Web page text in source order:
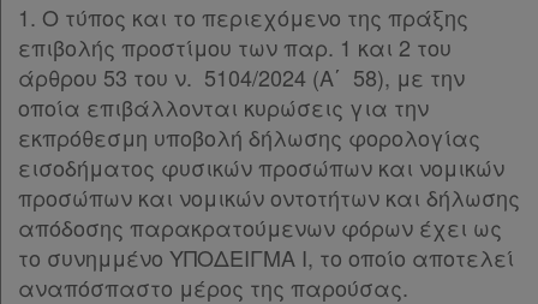
1. Ο τύπος και το περιεχόμενο της πράξης
επιβολής προστίμου των παρ. 1 και 2 του
άρθρου 53 του ν. 5104/2024 (Α΄ 58), με την
οποία επιβάλλονται κυρώσεις για την
εκπρόθεσμη υποβολή δήλωσης φορολογίας
εισοδήματος φυσικών προσώπων και νομικών
προσώπων και νομικών οντοτήτων και δήλωσης
απόδοσης παρακρατούμενων φόρων έχει ως
το συνημμένο ΥΠΟΔΕΙΓΜΑ Ι, το οποίο αποτελεί
αναπόσπαστο μέρος της παρούσας.